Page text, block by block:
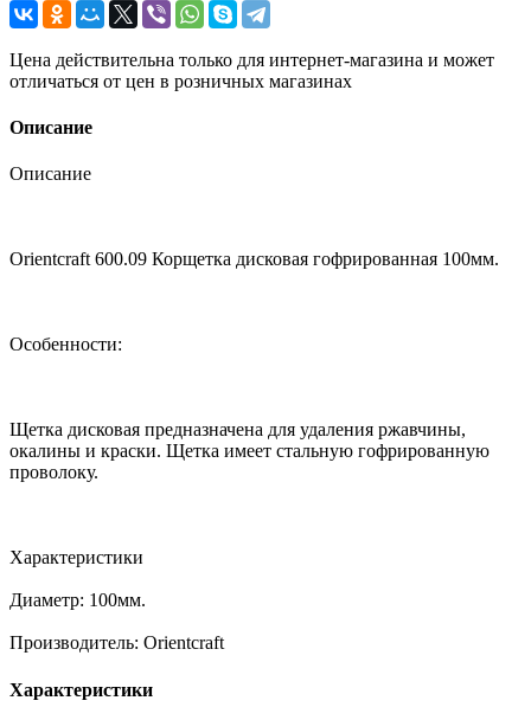
Цена действительна только для интернет-магазина и может
отличаться от цен в розничных магазинах
Описание
Описание
Orientcraft 600.09 Корщетка дисковая гофрированная 100мм.
Особенности:
Щетка дисковая предназначена для удаления ржавчины,
окалины и краски. Щетка имеет стальную гофрированную
проволоку.
Характеристики
Диаметр: 100мм.
Производитель: Orientcraft
Характеристики